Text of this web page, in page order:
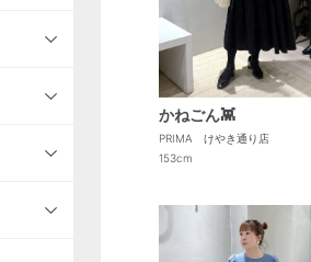
かねごん👾
PRIMA けやき通り店
153cm